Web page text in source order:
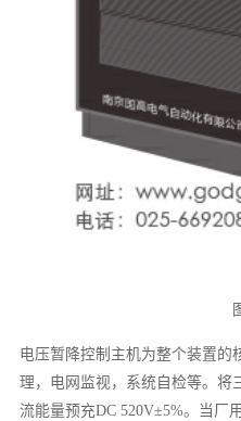
电压暂降控制主机为整个装置的
理，电网监视，系统自检等。将
流能量预充DC 520V±5%。当厂